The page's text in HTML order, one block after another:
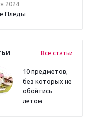
2024
Пледы
Все статьи
10 предметов,
без которых не
обойтись
летом